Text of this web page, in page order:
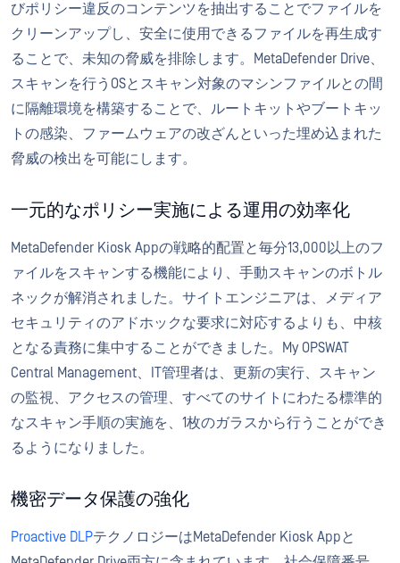
びポリシー違反のコンテンツを抽出することでファイルを
クリーンアップし、安全に使用できるファイルを再生成す
ることで、未知の脅威を排除します。MetaDefender Drive、
スキャンを行うOSとスキャン対象のマシンファイルとの間
に隔離環境を構築することで、ルートキットやブートキッ
トの感染、ファームウェアの改ざんといった埋め込まれた
脅威の検出を可能にします。
一元的なポリシー実施による運用の効率化
MetaDefender Kiosk Appの戦略的配置と毎分13,000以上のフ
ァイルをスキャンする機能により、手動スキャンのボトル
ネックが解消されました。サイトエンジニアは、メディア
セキュリティのアドホックな要求に対応するよりも、中核
となる責務に集中することができました。My OPSWAT
Central Management、IT管理者は、更新の実行、スキャン
の監視、アクセスの管理、すべてのサイトにわたる標準的
なスキャン手順の実施を、1枚のガラスから行うことができ
るようになりました。
機密データ保護の強化
Proactive DLPテクノロジーはMetaDefender Kiosk Appと